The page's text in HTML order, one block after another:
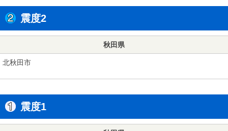
震度2
秋田県
北秋田市
震度1